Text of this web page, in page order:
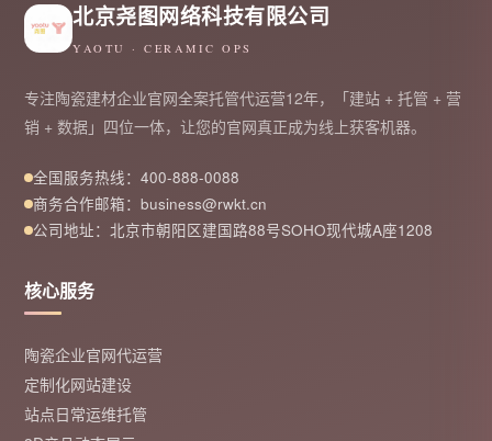
北京尧图网络科技有限公司
YAOTU · CERAMIC OPS
专注陶瓷建材企业官网全案托管代运营12年，「建站 + 托管 + 营
销 + 数据」四位一体，让您的官网真正成为线上获客机器。
全国服务热线：400-888-0088
商务合作邮箱：business@rwkt.cn
公司地址：北京市朝阳区建国路88号SOHO现代城A座1208
核心服务
陶瓷企业官网代运营
定制化网站建设
站点日常运维托管